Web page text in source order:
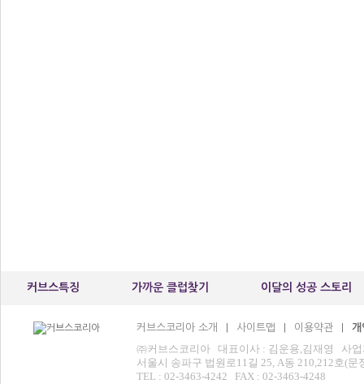
커브스특징 가까운 클럽찾기 이달의 성공 스토리
커브스코리아 소개 사이트맵 이용약관 개
㈜커브스코리아 대표이사 : 김운용,김재영 사업
서울시 송파구 법원로11길 25, A동 210,212호(
TEL : 02-3463-4242 FAX : 02-3463-4248